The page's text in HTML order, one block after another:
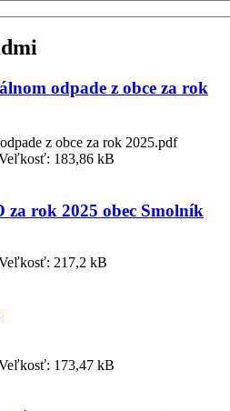
odpade z obce za rok
z obce za rok 2025.pdf
183,86 kB
rok 2025 obec Smolník
217,2 kB
173,47 kB